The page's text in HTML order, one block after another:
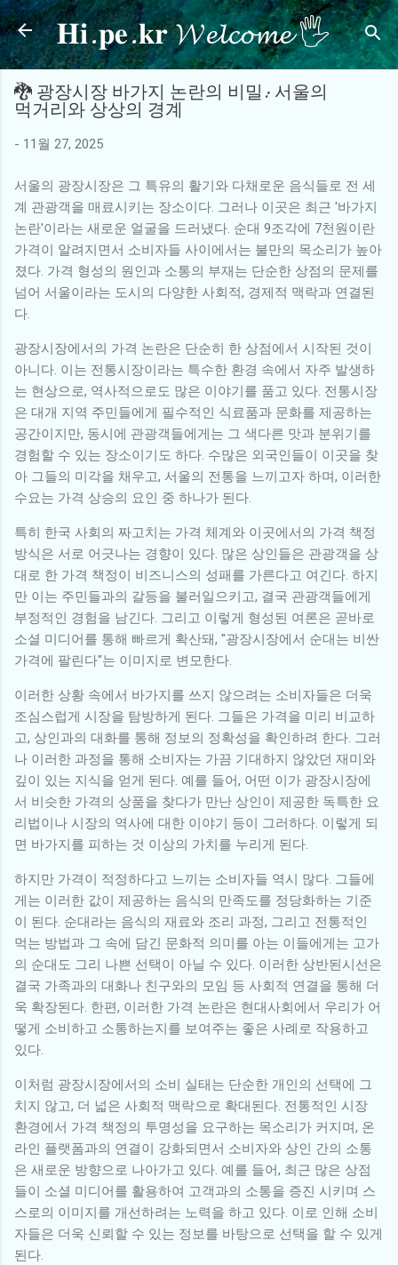
기본 콘텐츠로 건너뛰기
𝐇𝐢.𝐩𝐞.𝐤𝐫 𝓦𝓮𝓵𝓬𝓸𝓶𝓮 🖐
🐉 광장시장 바가지 논란의 비밀: 서울의
먹거리와 상상의 경계
- 11월 27, 2025
서울의 광장시장은 그 특유의 활기와 다채로운 음식들로 전 세
계 관광객을 매료시키는 장소이다. 그러나 이곳은 최근 '바가지
논란'이라는 새로운 얼굴을 드러냈다. 순대 9조각에 7천원이란
가격이 알려지면서 소비자들 사이에서는 불만의 목소리가 높아
졌다. 가격 형성의 원인과 소통의 부재는 단순한 상점의 문제를
넘어 서울이라는 도시의 다양한 사회적, 경제적 맥락과 연결된
다.
광장시장에서의 가격 논란은 단순히 한 상점에서 시작된 것이
아니다. 이는 전통시장이라는 특수한 환경 속에서 자주 발생하
는 현상으로, 역사적으로도 많은 이야기를 품고 있다. 전통시장
은 대개 지역 주민들에게 필수적인 식료품과 문화를 제공하는
공간이지만, 동시에 관광객들에게는 그 색다른 맛과 분위기를
경험할 수 있는 장소이기도 하다. 수많은 외국인들이 이곳을 찾
아 그들의 미각을 채우고, 서울의 전통을 느끼고자 하며, 이러한
수요는 가격 상승의 요인 중 하나가 된다.
특히 한국 사회의 짜고치는 가격 체계와 이곳에서의 가격 책정
방식은 서로 어긋나는 경향이 있다. 많은 상인들은 관광객을 상
대로 한 가격 책정이 비즈니스의 성패를 가른다고 여긴다. 하지
만 이는 주민들과의 갈등을 불러일으키고, 결국 관광객들에게
부정적인 경험을 남긴다. 그리고 이렇게 형성된 여론은 곧바로
소셜 미디어를 통해 빠르게 확산돼, "광장시장에서 순대는 비싼
가격에 팔린다"는 이미지로 변모한다.
이러한 상황 속에서 바가지를 쓰지 않으려는 소비자들은 더욱
조심스럽게 시장을 탐방하게 된다. 그들은 가격을 미리 비교하
고, 상인과의 대화를 통해 정보의 정확성을 확인하려 한다. 그러
나 이러한 과정을 통해 소비자는 가끔 기대하지 않았던 재미와
깊이 있는 지식을 얻게 된다. 예를 들어, 어떤 이가 광장시장에
서 비슷한 가격의 상품을 찾다가 만난 상인이 제공한 독특한 요
리법이나 시장의 역사에 대한 이야기 등이 그러하다. 이렇게 되
면 바가지를 피하는 것 이상의 가치를 누리게 된다.
하지만 가격이 적정하다고 느끼는 소비자들 역시 많다. 그들에
게는 이러한 값이 제공하는 음식의 만족도를 정당화하는 기준
이 된다. 순대라는 음식의 재료와 조리 과정, 그리고 전통적인
먹는 방법과 그 속에 담긴 문화적 의미를 아는 이들에게는 고가
의 순대도 그리 나쁜 선택이 아닐 수 있다. 이러한 상반된시선은
결국 가족과의 대화나 친구와의 모임 등 사회적 연결을 통해 더
욱 확장된다. 한편, 이러한 가격 논란은 현대사회에서 우리가 어
떻게 소비하고 소통하는지를 보여주는 좋은 사례로 작용하고
있다.
이처럼 광장시장에서의 소비 실태는 단순한 개인의 선택에 그
치지 않고, 더 넓은 사회적 맥락으로 확대된다. 전통적인 시장
환경에서 가격 책정의 투명성을 요구하는 목소리가 커지며, 온
라인 플랫폼과의 연결이 강화되면서 소비자와 상인 간의 소통
은 새로운 방향으로 나아가고 있다. 예를 들어, 최근 많은 상점
들이 소셜 미디어를 활용하여 고객과의 소통을 증진 시키며 스
스로의 이미지를 개선하려는 노력을 하고 있다. 이로 인해 소비
자들은 더욱 신뢰할 수 있는 정보를 바탕으로 선택을 할 수 있게
된다.